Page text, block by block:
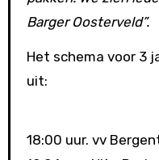
Barger Oosterveld”.
Het schema voor 3
uit:
18:00 uur. vv